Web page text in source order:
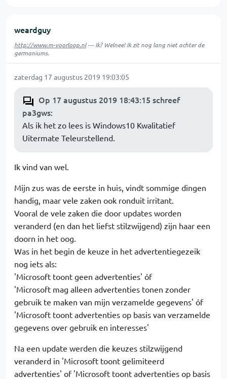
weardguy
http://www.m-voorloop.nl--- Ik? Welnee! Ik zit nog lang niet achter de
germaniums.
zaterdag 17 augustus 2019 19:03:05
Op 17 augustus 2019 18:43:15 schreef
pa3gws:
Als ik het zo lees is Windows10 Kwalitatief
Uitermate Teleurstellend.
Ik vind van wel.
Mijn zus was de eerste in huis, vindt sommige dingen
handig, maar vele zaken ook ronduit irritant.
Vooral de vele zaken die door updates worden
veranderd (en dan het liefst stilzwijgend) zijn haar een
doorn in het oog.
Was in het begin de keuze in het advertentiegezeik
nog iets als:
'Microsoft toont geen advertenties' óf
'Microsoft mag alleen advertenties tonen zonder
gebruik te maken van mijn verzamelde gegevens' óf
'Microsoft toont advertenties op basis van verzamelde
gegevens over gebruik en interesses'
Na een update werden die keuzes stilzwijgend
veranderd in 'Microsoft toont gelimiteerd
advertenties' of 'Microsoft toont advertenties op basis